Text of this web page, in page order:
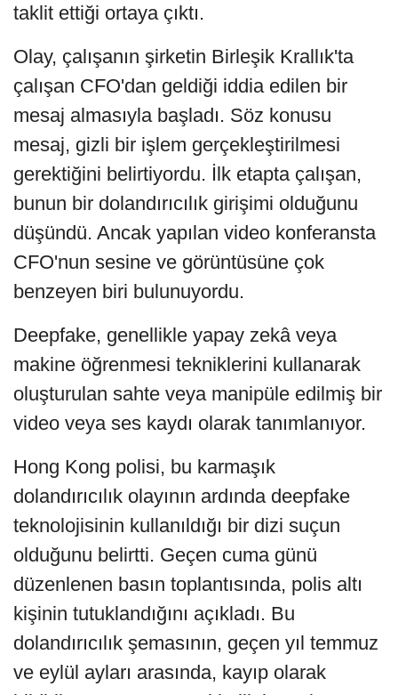
taklit ettiği ortaya çıktı.
Olay, çalışanın şirketin Birleşik Krallık'ta
çalışan CFO'dan geldiği iddia edilen bir
mesaj almasıyla başladı. Söz konusu
mesaj, gizli bir işlem gerçekleştirilmesi
gerektiğini belirtiyordu. İlk etapta çalışan,
bunun bir dolandırıcılık girişimi olduğunu
düşündü. Ancak yapılan video konferansta
CFO'nun sesine ve görüntüsüne çok
benzeyen biri bulunuyordu.
Deepfake, genellikle yapay zekâ veya
makine öğrenmesi tekniklerini kullanarak
oluşturulan sahte veya manipüle edilmiş bir
video veya ses kaydı olarak tanımlanıyor.
Hong Kong polisi, bu karmaşık
dolandırıcılık olayının ardında deepfake
teknolojisinin kullanıldığı bir dizi suçun
olduğunu belirtti. Geçen cuma günü
düzenlenen basın toplantısında, polis altı
kişinin tutuklandığını açıkladı. Bu
dolandırıcılık şemasının, geçen yıl temmuz
ve eylül ayları arasında, kayıp olarak